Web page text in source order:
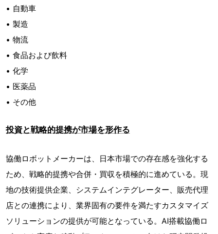
• 自動車
• 製造
• 物流
• 食品および飲料
• 化学
• 医薬品
• その他
投資と戦略的提携が市場を形作る
協働ロボットメーカーは、日本市場での存在感を強化する
ため、戦略的提携や合併・買収を積極的に進めている。現
地の技術提供企業、システムインテグレーター、販売代理
店との連携により、業界固有の要件を満たすカスタマイズ
ソリューションの提供が可能となっている。AI搭載協働ロ